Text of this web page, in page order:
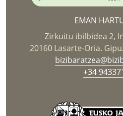
EMAN
Zirkuitu ibilbidea 2,
20160 Lasarte-Oria.
+34